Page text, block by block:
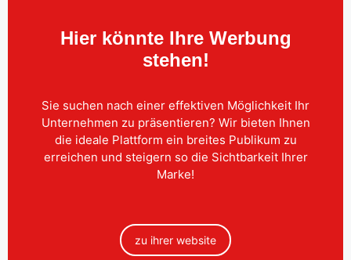
Hier könnte Ihre Werbung
stehen!
Sie suchen nach einer effektiven Möglichkeit Ihr
Unternehmen zu präsentieren? Wir bieten Ihnen
die ideale Plattform ein breites Publikum zu
erreichen und steigern so die Sichtbarkeit Ihrer
Marke!
zu ihrer website